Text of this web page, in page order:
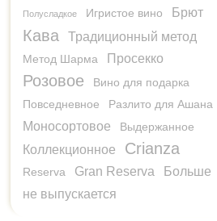
Полусладкое Игристое вино Брют
Кава Традиционный метод
Метод Шарма Просекко
Розовое
Вино для подарка
Повседневное
Разлито для Ашана
Моносортовое Выдержанное
Коллекционное Crianza
Reserva Gran Reserva
Больше
не выпускается